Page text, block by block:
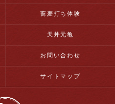
蕎麦打ち体験
天丼元亀
お問い合わせ
サイトマップ